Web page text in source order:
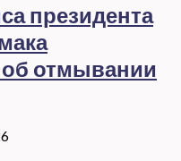
президента
об отмывании